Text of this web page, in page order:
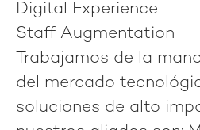
Digital Experience
Staff Augmentation
Trabajamos de la
del mercado
soluciones de alto